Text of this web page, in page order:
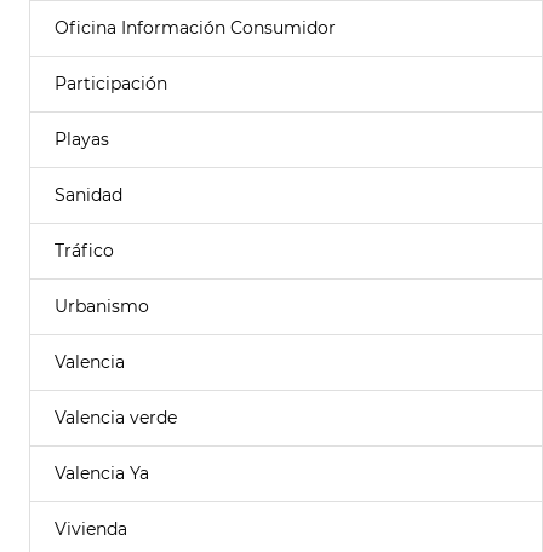
Oficina Información Consumidor
Participación
Playas
Sanidad
Tráfico
Urbanismo
Valencia
Valencia verde
Valencia Ya
Vivienda